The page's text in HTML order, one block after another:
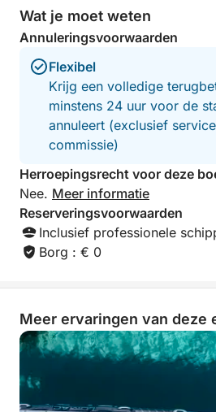
Wat je moet weten
Annuleringsvoorwaarden
Flexibel
Krijg een volledige
minstens 24 uur voor de
annuleert (exclusief
commissie)
Herroepingsrecht voor deze
Nee. Meer informatie
Reserveringsvoorwaarden
Inclusief professionele
Borg : € 0
Meer ervaringen van deze